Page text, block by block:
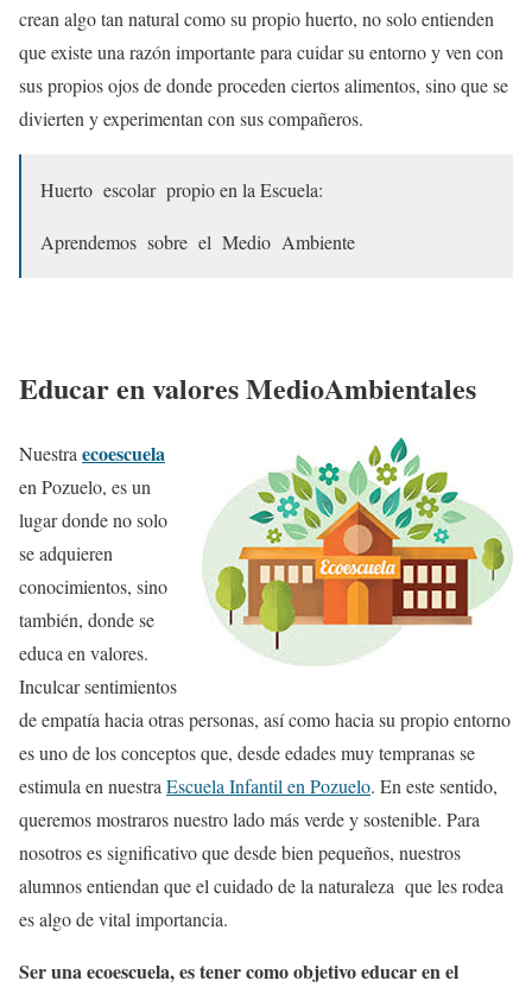
crean algo tan natural como su propio huerto, no solo entienden
que existe una razón importante para cuidar su entorno y ven con
sus propios ojos de donde proceden ciertos alimentos, sino que se
divierten y experimentan con sus compañeros.
Huerto escolar propio en la Escuela:
Aprendemos sobre el Medio Ambiente
Educar en valores MedioAmbientales
Nuestra ecoescuela
en Pozuelo, es un
lugar donde no solo
se adquieren
conocimientos, sino
también, donde se
educa en valores.
Inculcar sentimientos
de empatía hacia otras personas, así como hacia su propio entorno
es uno de los conceptos que, desde edades muy tempranas se
estimula en nuestra Escuela Infantil en Pozuelo. En este sentido,
queremos mostraros nuestro lado más verde y sostenible. Para
nosotros es significativo que desde bien pequeños, nuestros
alumnos entiendan que el cuidado de la naturaleza que les rodea
es algo de vital importancia.
Ser una ecoescuela, es tener como objetivo educar en el